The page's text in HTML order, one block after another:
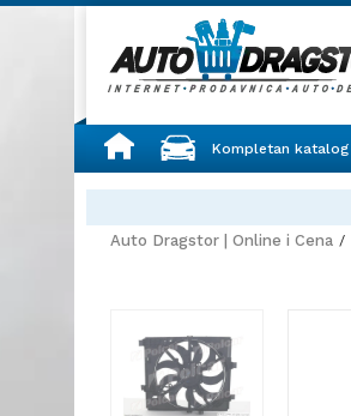
Kompletan katalog
Auto Dragstor | Online i Cena